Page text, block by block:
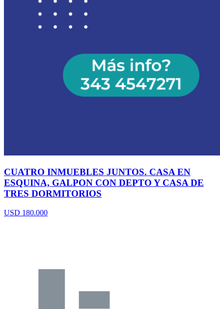
CUATRO INMUEBLES JUNTOS. CASA EN
ESQUINA, GALPON CON DEPTO Y CASA DE
TRES DORMITORIOS
USD 180.000